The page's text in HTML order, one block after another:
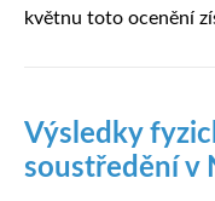
květnu toto ocenění
Výsledky
soustředění v